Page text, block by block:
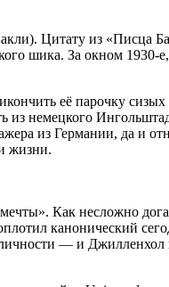
Цитату из «Писца
шика. За окном 1930-
её парочку
из немецкого
из Германии, да и
жизни.
Как несложно
канонический
— и Джилленхол